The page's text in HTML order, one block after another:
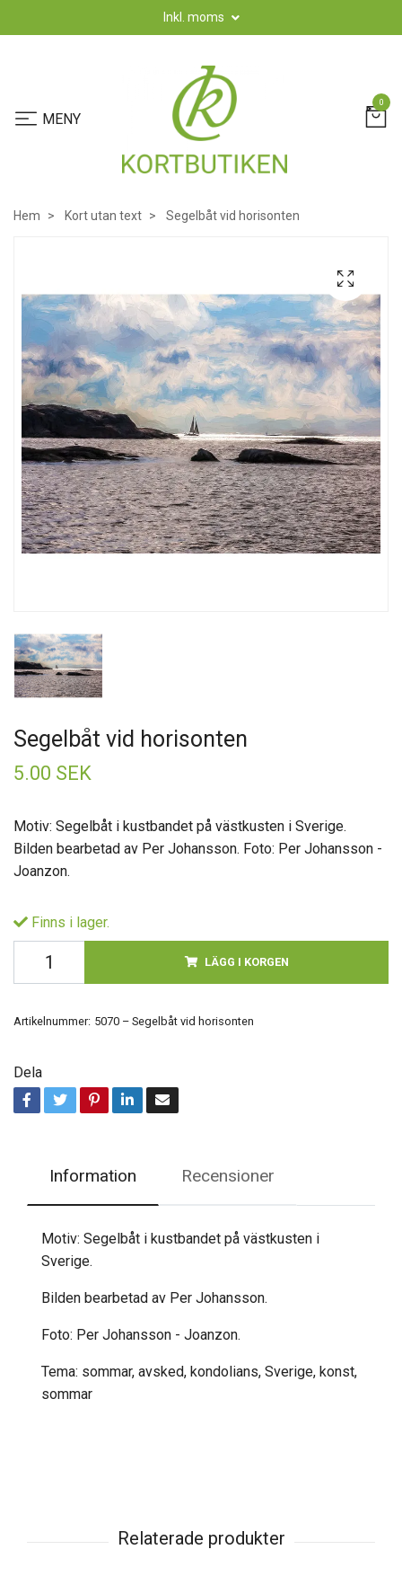
Inkl. moms
0
Hem Kort utan text Segelbåt vid horisonten
Segelbåt vid horisonten
5.00 SEK
Motiv: Segelbåt i kustbandet på västkusten i Sverige.
Bilden bearbetad av Per Johansson. Foto: Per Johansson -
Joanzon.
Finns i lager.
LÄGG I KORGEN
Artikelnummer: 5070 – Segelbåt vid horisonten
Dela
Information Recensioner
Motiv: Segelbåt i kustbandet på västkusten i
Sverige.
Bilden bearbetad av Per Johansson.
Foto: Per Johansson - Joanzon.
Tema: sommar, avsked, kondolians, Sverige, konst,
sommar